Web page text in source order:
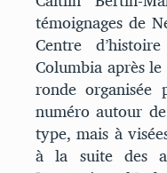
témoignages de
Centre
Columbia après
ronde organisée
numéro autour
type, mais à
à la suite des